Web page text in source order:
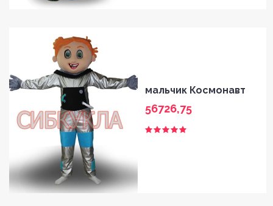
мальчик Космонавт
56726,75